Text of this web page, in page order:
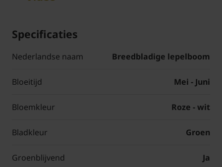
Specificaties
Nederlandse naam Breedbladige lepelboom
Bloeitijd Mei - Juni
Bloemkleur Roze - wit
Bladkleur Groen
Groenblijvend Ja